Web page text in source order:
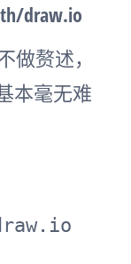
draw.io
做赘述，
本毫无难